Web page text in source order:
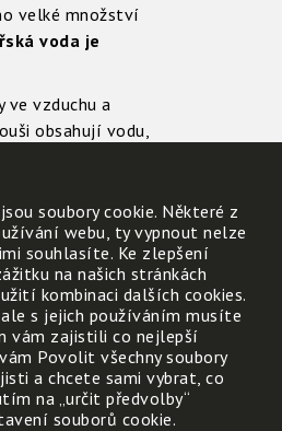
velké množství
voda je
ve vzduchu a
obsahují vodu,
rozpouštějí
z okolního
je jich daleko
je daleko méně
soubory cookie. Některé z
webu, ty vypnout nelze
souhlasíte. Ke zlepšení
na našich stránkách
kombinaci dalších cookies.
s jejich používáním musíte
vám zajistili co nejlepší
Povolit všechny soubory
a chcete sami vybrat, co
na „určit předvolby“
souborů cookie.